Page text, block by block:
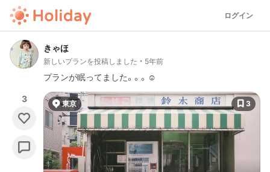
ログイン
きゃほ
新しいプランを投稿しました 5年前
プランが眠ってました。。。☺️
3 東京 3